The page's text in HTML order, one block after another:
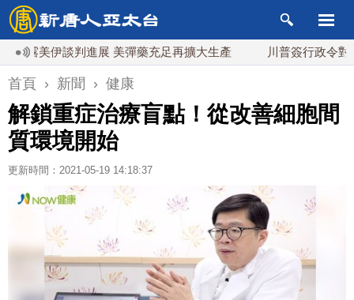
伊談判進展 美彈藥充足再擴大生產 川普簽行政令對多晶矽
首頁 › 新聞 › 健康
解鎖重症治療盲點！從改善細胞間
質環境開始
更新時間：2021-05-19 14:18:37